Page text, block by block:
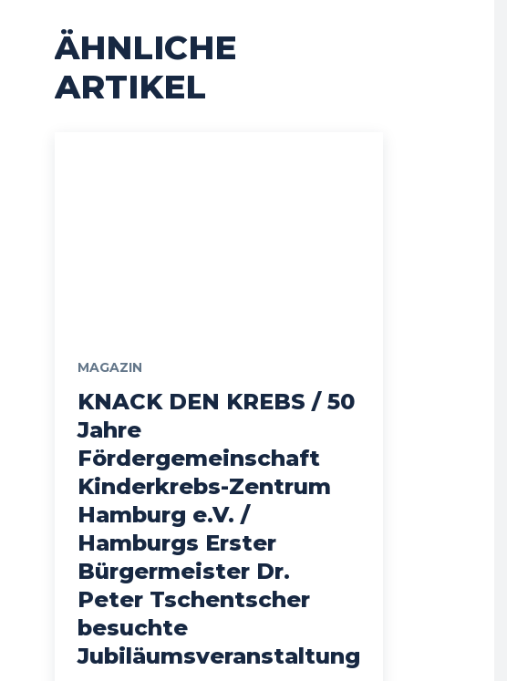
ÄHNLICHE
ARTIKEL
MAGAZIN
KNACK DEN KREBS / 50
Jahre
Fördergemeinschaft
Kinderkrebs-Zentrum
Hamburg e.V. /
Hamburgs Erster
Bürgermeister Dr.
Peter Tschentscher
besuchte
Jubiläumsveranstaltung